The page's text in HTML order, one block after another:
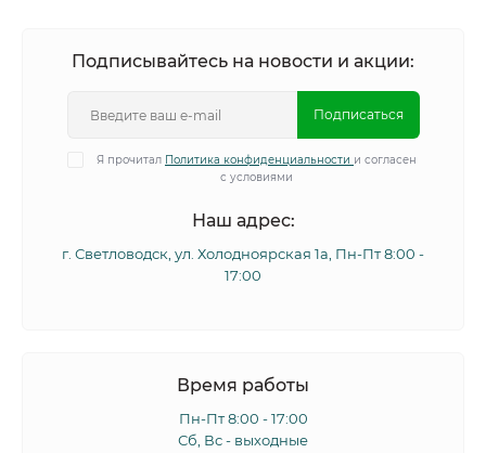
Подписывайтесь на новости и акции:
Подписаться
Я прочитал Политика конфиденциальности и согласен
с условиями
Наш адрес:
г. Светловодск, ул. Холодноярская 1а, Пн-Пт 8:00 -
17:00
Время работы
Пн-Пт 8:00 - 17:00
Сб, Вс - выходные